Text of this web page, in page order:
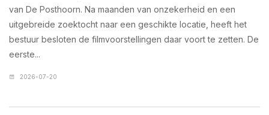
van De Posthoorn. Na maanden van onzekerheid en een
uitgebreide zoektocht naar een geschikte locatie, heeft het
bestuur besloten de filmvoorstellingen daar voort te zetten. De
eerste...
2026-07-20